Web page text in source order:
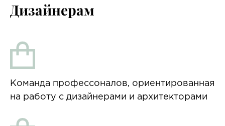
Дизайнерам
Команда профессоналов, ориентированная
на работу с дизайнерами и архитекторами